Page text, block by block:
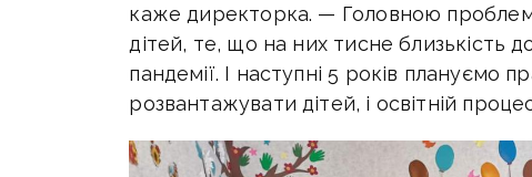
каже директорка. — Головною
дітей, те, що на них тисне близькість
пандемії. І наступні 5 років плануємо
розвантажувати дітей, і освітній